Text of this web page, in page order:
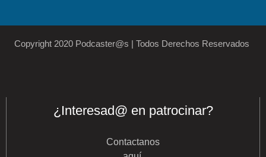
Copyright 2020 Podcaster@s | Todos Derechos Reservados
¿Interesad@ en patrocinar?
Contactanos